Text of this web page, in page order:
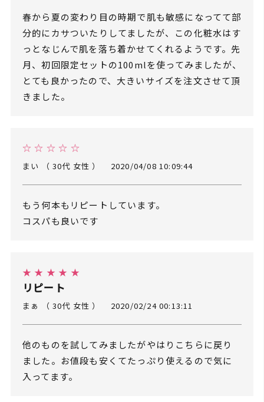
春から夏の変わり目の時期で肌も敏感になってて部
分的にカサついたりしてましたが、この化粧水はす
っとなじんで肌を落ち着かせてくれるようです。先
月、初回限定セットの100mlを使ってみましたが、
とても良かったので、大きいサイズを注文させて頂
きました。
☆ ☆ ☆ ☆ ☆
まい （ 30代 女性 ） 2020/04/08 10:09:44
もう何本もリピートしています。
コスパも良いです
★ ★ ★ ★ ★
リピート
まぁ （ 30代 女性 ） 2020/02/24 00:13:11
他のものを試してみましたがやはりこちらに戻り
ました。お値段も安くてたっぷり使えるので気に
入ってます。